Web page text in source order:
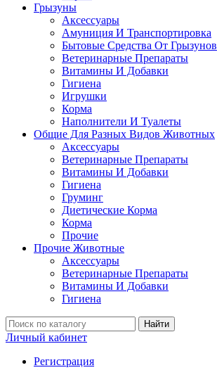
Грызуны
Аксессуары
Амуниция И Транспортировка
Бытовые Средства От Грызунов
Ветеринарные Препараты
Витамины И Добавки
Гигиена
Игрушки
Корма
Наполнители И Туалеты
Общие Для Разных Видов Животных
Аксессуары
Ветеринарные Препараты
Витамины И Добавки
Гигиена
Груминг
Диетические Корма
Корма
Прочие
Прочие Животные
Аксессуары
Ветеринарные Препараты
Витамины И Добавки
Гигиена
Найти
Личный кабинет
Регистрация